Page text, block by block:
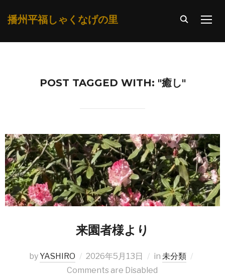
播州平福しゃくなげの里
POST TAGGED WITH: "癒し"
来園者様より
byYASHIRO 2026年5月13日 in未分類
Comments are Disabled